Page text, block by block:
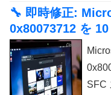
🔧 即時修正:
0x80073712 を
SFC